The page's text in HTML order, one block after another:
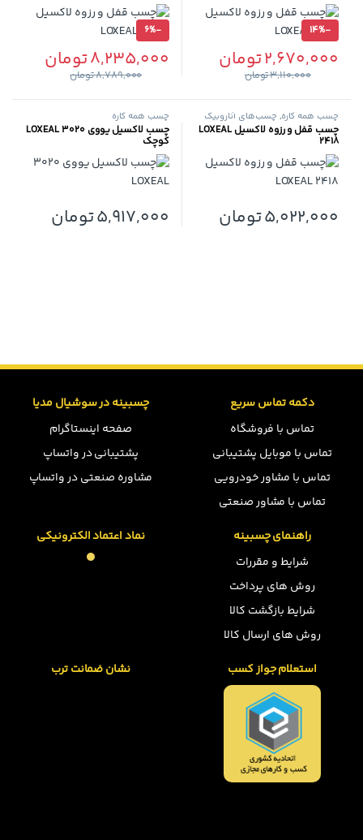
-
14%
2,670,000تومان
3,110,000تومان
-
6%
8,235,000تومان
8,789,000تومان
چسب همه کاره, چسب‌های آناروبیک
چسب قفل و رزوه لاکسیل LOXEAL
2418
5,022,000تومان
چسب همه کاره
چسب لاکسیل یووی ۳۰۲۰ LOXEAL
کوچک
5,917,000تومان
دکمه تماس سریع
تماس با فروشگاه
تماس با موبایل پشتیبانی
تماس با مشاور خودرویی
تماس با مشاور صنعتی
چسبینه در سوشیال مدیا
صفحه اینستاگرام
پشتیبانی در واتساپ
مشاوره صنعتی در واتساپ
راهنمای چسبینه
شرایط و مقررات
روش های پرداخت
شرایط بازگشت کالا
روش های ارسال کالا
نماد اعتماد الکترونیکی
استعلام جواز کسب نشان ضمانت ترب